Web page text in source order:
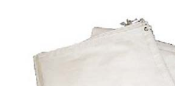
レンタル規約
店舗情報
新着情報
商品ジャンルから探す ご利